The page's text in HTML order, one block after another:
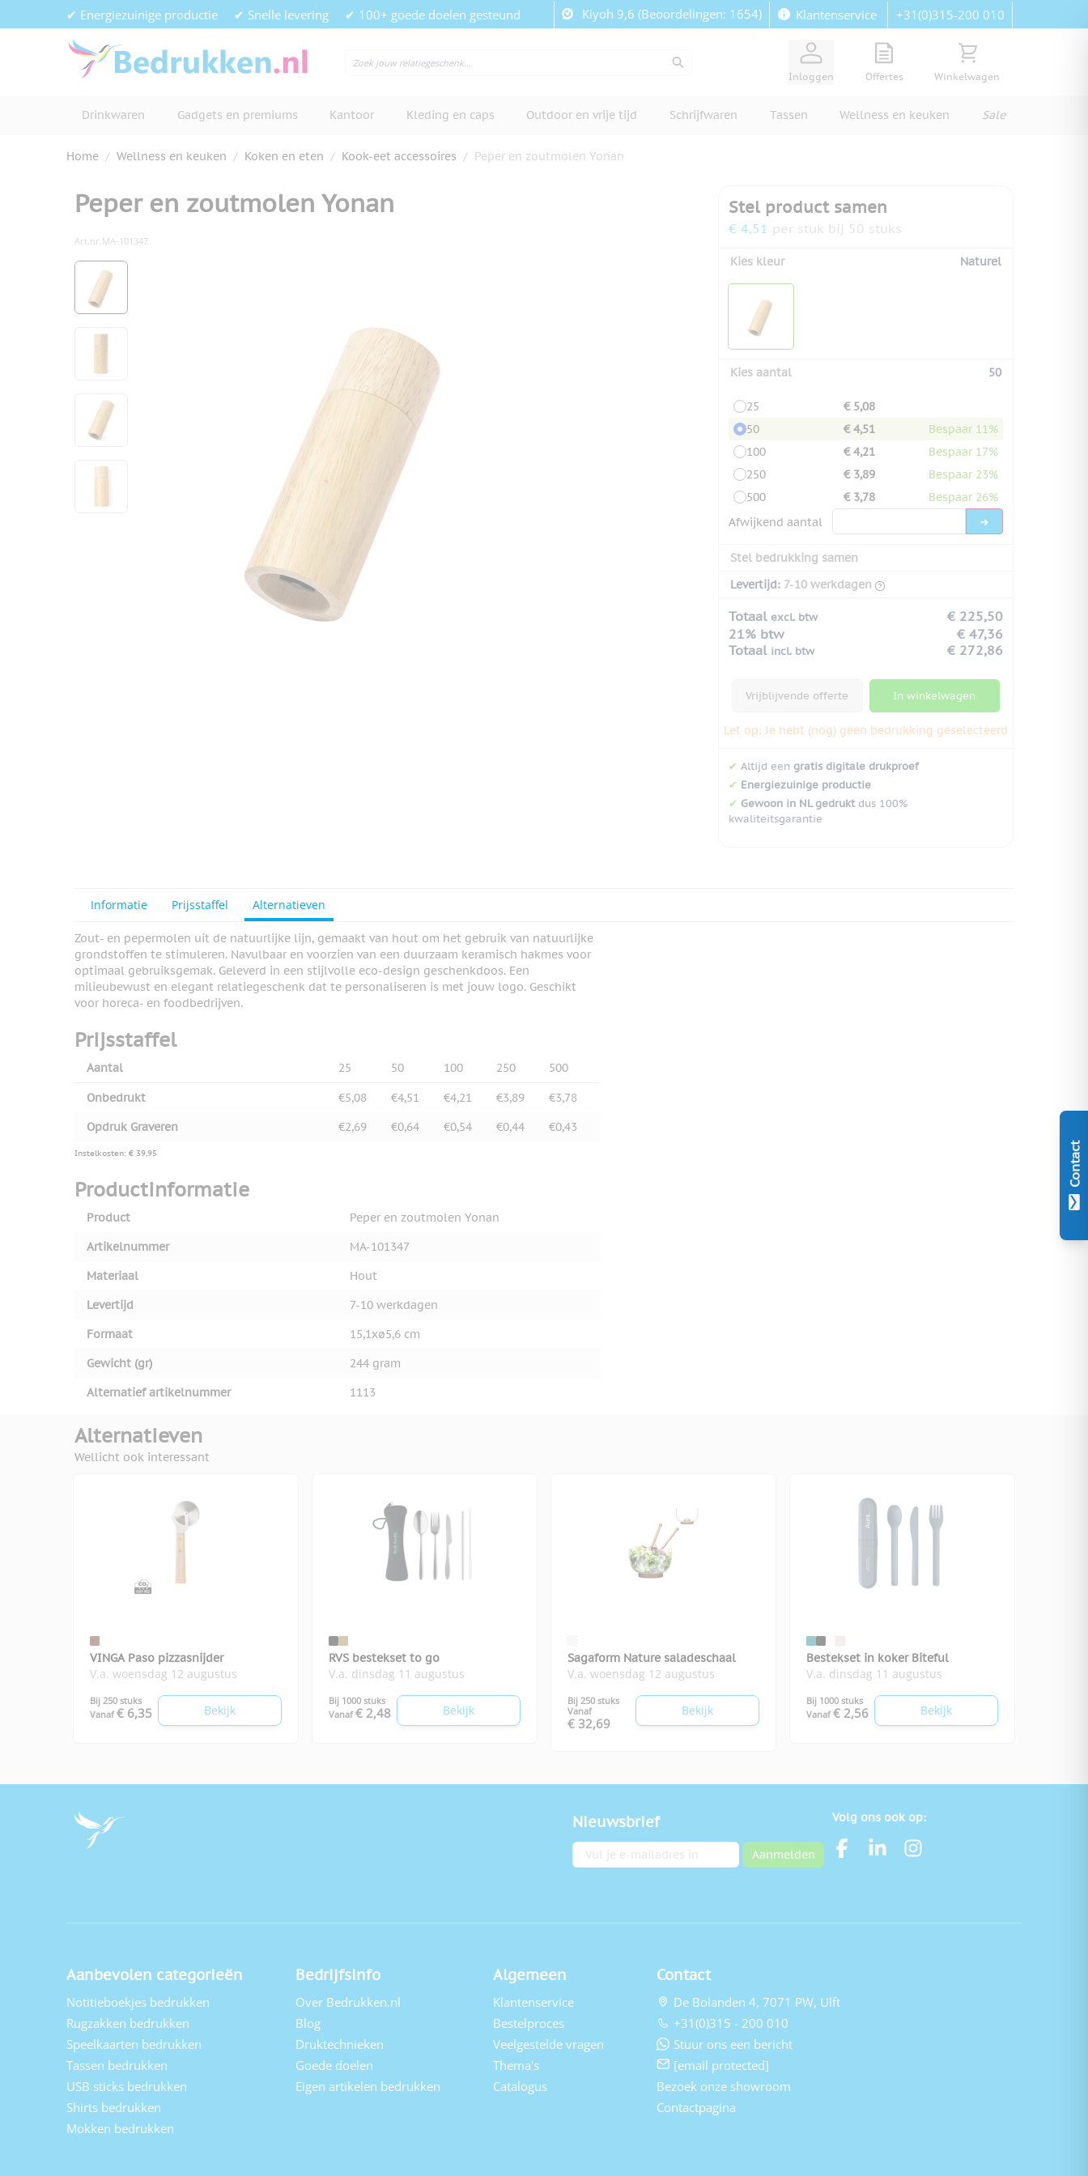
Contact
Ga naar de inhoud✔ Energiezuinige productie ✔ Snelle levering ✔ 100+ goede doelen gesteund Kiyoh 9,6 (Beoordelingen: 1654) Klantenservice +31(0)315-200 010
Inloggen
View quote, Quote is empty
Offertes
Bekijk winkelwagen,
Winkelwagen
Drinkwaren Gadgets en premiums Kantoor Kleding en caps Outdoor en vrije tijd Schrijfwaren Tassen Wellness en keuken Sale
Home / Wellness en keuken / Koken en eten / Kook-eet accessoires / Peper en zoutmolen Yonan
Peper en zoutmolen Yonan
Art.nr.MA-101347
View larger image
View larger image
View larger image
View larger image
Stel product samen
€ 4,51 per stuk bij 50 stuks
Kies kleur Naturel
Kies aantal 50
25
€ 5,08
50
€ 4,51
Bespaar 11%
100
€ 4,21
Bespaar 17%
250
€ 3,89
Bespaar 23%
500
€ 3,78
Bespaar 26%
Afwijkend aantal
Stel bedrukking samen
Levertijd: 7-10 werkdagen
Totaal excl. btw
€ 225,50
21% btw
€ 47,36
Totaal incl. btw € 272,86
Vrijblijvende offerte In winkelwagen
Let op: Je hebt (nog) geen bedrukking geselecteerd
✔ Altijd een gratis digitale drukproef
✔ Energiezuinige productie
✔ Gewoon in NL gedruktdus 100%
kwaliteitsgarantie
Informatie Prijsstaffel Alternatieven
Zout- en pepermolen uit de natuurlijke lijn, gemaakt van hout om het gebruik van natuurlijke
grondstoffen te stimuleren. Navulbaar en voorzien van een duurzaam keramisch hakmes voor
optimaal gebruiksgemak. Geleverd in een stijlvolle eco-design geschenkdoos. Een
milieubewust en elegant relatiegeschenk dat te personaliseren is met jouw logo. Geschikt
voor horeca- en foodbedrijven.
Prijsstaffel
Aantal 25 50 100 250 500
Onbedrukt €5,08 €4,51 €4,21 €3,89
€3,78
Opdruk Graveren
€2,69 €0,64 €0,54 €0,44 €0,43
Instelkosten: € 39,95
Productinformatie
Product
Peper en zoutmolen Yonan
Artikelnummer
MA-101347
Materiaal
Hout
Levertijd
7-10 werkdagen
Formaat
15,1xø5,6 cm
Gewicht (gr)
244 gram
Alternatief artikelnummer
1113
Alternatieven
Wellicht ook interessant
VINGA Paso pizzasnijder
V.a. woensdag 12 augustus
Bij 250 stuks
Vanaf € 6,35 Bekijk
RVS bestekset to go
V.a. dinsdag 11 augustus
Bij 1000 stuks
Vanaf € 2,48 Bekijk
Sagaform Nature saladeschaal
V.a. woensdag 12 augustus
Bij 250 stuks
Vanaf
€ 32,69
Bekijk
Bestekset in koker Biteful
V.a. dinsdag 11 augustus
Bij 1000 stuks
Vanaf € 2,56 Bekijk
Nieuwsbrief
E-mailadres Aanmelden
Volg ons ook op:
Aanbevolen categorieën
Notitieboekjes bedrukken
Rugzakken bedrukken
Speelkaarten bedrukken
Tassen bedrukken
USB sticks bedrukken
Shirts bedrukken
Mokken bedrukken
Bedrijfsinfo
Over Bedrukken.nl
Blog
Druktechnieken
Goede doelen
Eigen artikelen bedrukken
Algemeen
Klantenservice
Bestelproces
Veelgestelde vragen
Thema's
Catalogus
Contact
De Bolanden 4, 7071 PW, Ulft
+31(0)315 - 200 010
Stuur ons een bericht
[email protected]
Bezoek onze showroom
Contactpagina